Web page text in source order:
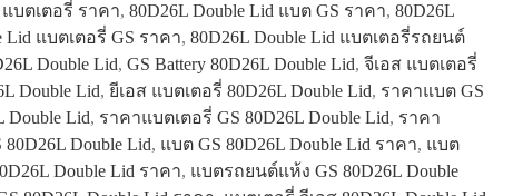
แบตเตอรี่ ราคา, 80D26L Double Lid แบต GS ราคา, 80D26L
Lid แบตเตอรี่ GS ราคา, 80D26L Double Lid แบตเตอรี่รถยนต์
Double Lid, GS Battery 80D26L Double Lid, จีเอส แบตเตอรี่
Double Lid, ยีเอส แบตเตอรี่ 80D26L Double Lid, ราคาแบต GS
Lid, ราคาแบตเตอรี่ GS 80D26L Double Lid, ราคา
80D26L Double Lid, แบต GS 80D26L Double Lid ราคา, แบต
Double Lid ราคา, แบตรถยนต์แห้ง GS 80D26L Double